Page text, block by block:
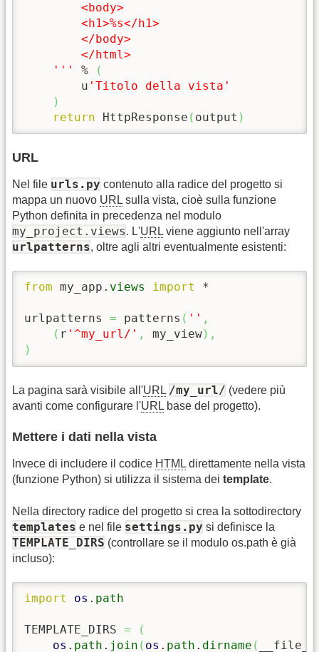
        <body>
        <h1>%s</h1>
        </body>
        </html>
    '''
%
(
        u
'Titolo della vista'
)
return HttpResponse ( output )
URL
Nel file urls.py contenuto alla radice del progetto si
mappa un nuovo URL sulla vista, cioè sulla funzione
Python definita in precedenza nel modulo
my_project.views. L'URL viene aggiunto nell'array
urlpatterns, oltre agli altri eventualmente esistenti:
from my_app. views import *
urlpatterns = patterns ( '' ,
( r '^my_url/' , my_view) ,
)
La pagina sarà visibile all'URL /my_url/ (vedere più
avanti come configurare l'URL base del progetto).
Mettere i dati nella vista
Invece di includere il codice HTML direttamente nella vista
(funzione Python) si utilizza il sistema dei template.
Nella directory radice del progetto si crea la sottodirectory
templates e nel file settings.py si definisce la
TEMPLATE_DIRS (controllare se il modulo os.path è già
incluso):
import os . path
TEMPLATE_DIRS =
(
os . path . join ( os . path . dirname ( __file__